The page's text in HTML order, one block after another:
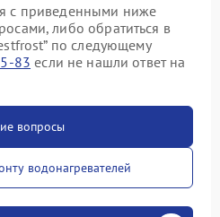
с приведенными ниже
либо обратиться в
по следующему
83 если не нашли ответ на
вопросы
водонагревателей